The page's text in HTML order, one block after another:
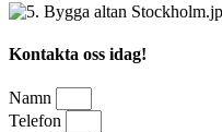
Kontakta oss idag!
Namn
Telefon